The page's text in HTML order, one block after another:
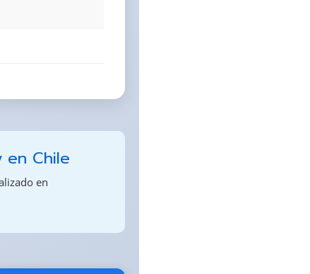
en Chile
en